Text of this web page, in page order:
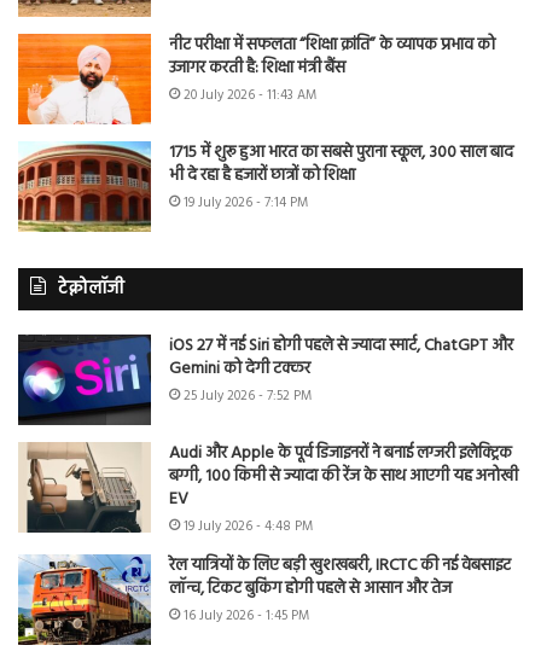
नीट परीक्षा में सफलता “शिक्षा क्रांति” के व्यापक प्रभाव को
उजागर करती है: शिक्षा मंत्री बैंस
20 July 2026 - 11:43 AM
1715 में शुरू हुआ भारत का सबसे पुराना स्कूल, 300 साल बाद
भी दे रहा है हजारों छात्रों को शिक्षा
19 July 2026 - 7:14 PM
टेक्नोलॉजी
iOS 27 में नई Siri होगी पहले से ज्यादा स्मार्ट, ChatGPT और
Gemini को देगी टक्कर
25 July 2026 - 7:52 PM
Audi और Apple के पूर्व डिजाइनरों ने बनाई लग्जरी इलेक्ट्रिक
बग्गी, 100 किमी से ज्यादा की रेंज के साथ आएगी यह अनोखी
EV
19 July 2026 - 4:48 PM
रेल यात्रियों के लिए बड़ी खुशखबरी, IRCTC की नई वेबसाइट
लॉन्च, टिकट बुकिंग होगी पहले से आसान और तेज
16 July 2026 - 1:45 PM